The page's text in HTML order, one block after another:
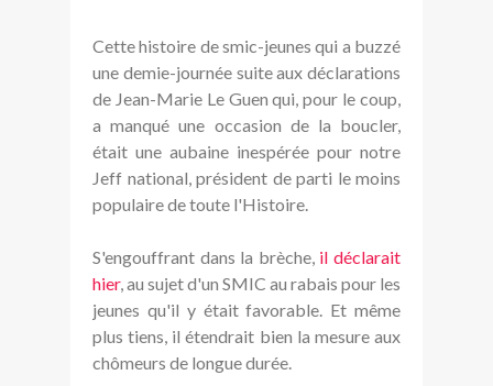
Cette histoire de smic-jeunes qui a buzzé
une demie-journée suite aux déclarations
de Jean-Marie Le Guen qui, pour le coup,
a manqué une occasion de la boucler,
était une aubaine inespérée pour notre
Jeff national, président de parti le moins
populaire de toute l'Histoire.
S'engouffrant dans la brèche, il déclarait
hier, au sujet d'un SMIC au rabais pour les
jeunes qu'il y était favorable. Et même
plus tiens, il étendrait bien la mesure aux
chômeurs de longue durée.